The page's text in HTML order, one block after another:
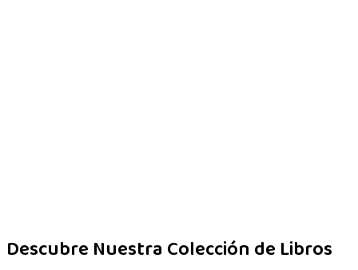
Descubre Nuestra Colección de Libros